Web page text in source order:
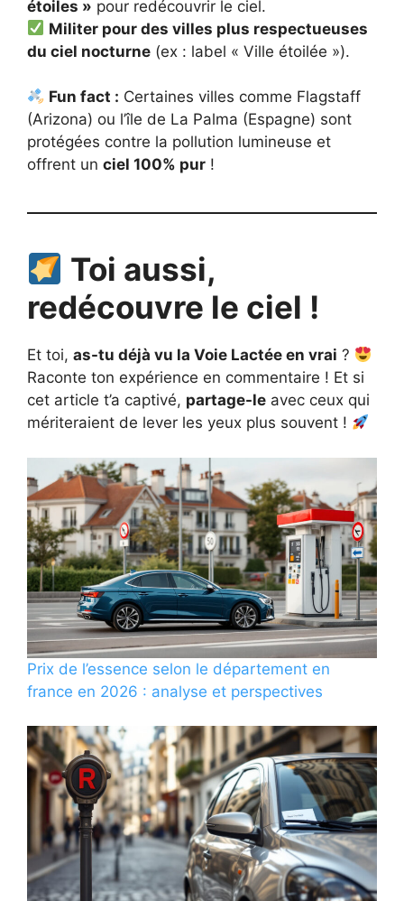
étoiles » pour redécouvrir le ciel.
Militer pour des villes plus respectueuses
du ciel nocturne (ex : label « Ville étoilée »).
Fun fact : Certaines villes comme Flagstaff
(Arizona) ou l’île de La Palma (Espagne) sont
protégées contre la pollution lumineuse et
offrent un ciel 100% pur !
Toi aussi,
redécouvre le ciel !
Et toi, as-tu déjà vu la Voie Lactée en vrai ?
Raconte ton expérience en commentaire ! Et si
cet article t’a captivé, partage-le avec ceux qui
mériteraient de lever les yeux plus souvent !
Prix de l’essence selon le département en
france en 2026 : analyse et perspectives